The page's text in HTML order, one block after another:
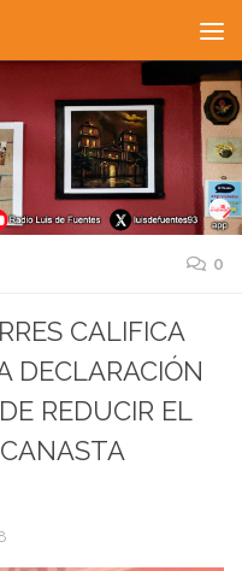
0
CALIFICA
DECLARACIÓN
REDUCIR EL